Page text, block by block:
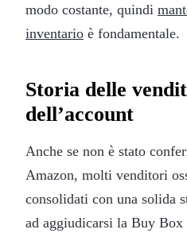
modo costante, quindi
inventario è fondamentale.
Storia delle
dell’account
Anche se non è stato
Amazon, molti venditori
consolidati con una solida
ad aggiudicarsi la Buy Box